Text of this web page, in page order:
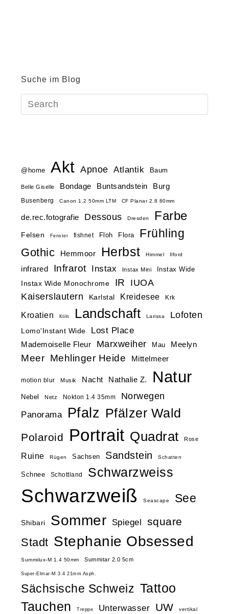
Suche im Blog
@home Akt Apnoe Atlantik Baum
Belle Giselle Bondage Buntsandstein Burg
Busenberg Canon 1.2 50mm LTM CF Planar 2.8 80mm
de.rec.fotografie Dessous Dresden Farbe
Felsen Fenster fishnet Floh Flora Frühling
Gothic Hemmoor Herbst Himmel Ilford
infrared Infrarot Instax Instax Mini
Instax Wide
Instax Wide Monochrome
IR
IUOA
Kaiserslautern
Karlstal Kreidesee Krk
Kroatien Köln Landschaft Larissa Lofoten
Lomo'Instant Wide Lost Place
Mademoiselle Fleur Marxweiher Mau Meelyn
Meer Mehlinger Heide Mittelmeer
motion blur Musik Nacht Nathalie Z. Natur
Nebel Netz Nokton 1.4 35mm Norwegen
Panorama Pfalz Pfälzer Wald
Polaroid Portrait Quadrat Rose
Ruine Rügen Sachsen Sandstein Schatten
Schnee Schottland Schwarzweiss
Schwarzweiß Seascape See
Shibari Sommer Spiegel square
Stadt Stephanie Obsessed
Summilux-M 1.4 50mm Summitar 2.0 5cm
Super-Elmar-M 3.4 21mm Asph.
Sächsische Schweiz Tattoo
Tauchen
Treppe Unterwasser UW vertikal